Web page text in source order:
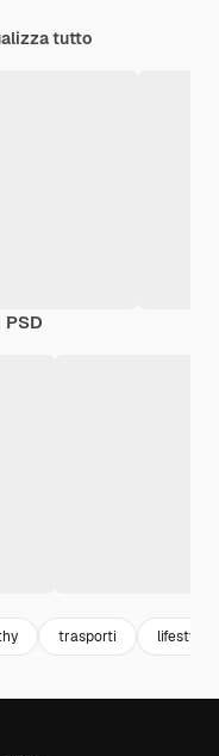
tutto
trasporti lifestyle